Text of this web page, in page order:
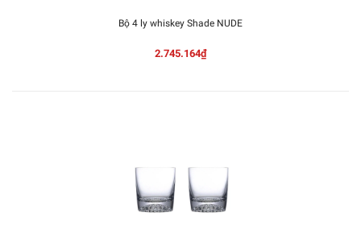
Bộ 4 ly whiskey Shade NUDE
2.745.164₫